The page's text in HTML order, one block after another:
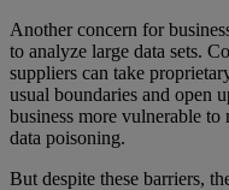
Another concern for
to analyze large data sets.
suppliers can take
usual boundaries and open
business more vulnerable
data poisoning.
But despite these barriers,